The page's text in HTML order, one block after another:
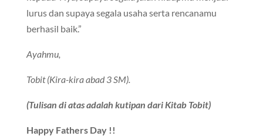
lurus dan supaya segala usaha serta rencanamu
berhasil baik.”
Ayahmu,
Tobit (Kira-kira abad 3 SM).
(Tulisan di atas adalah kutipan dari Kitab Tobit)
Happy Fathers Day !!